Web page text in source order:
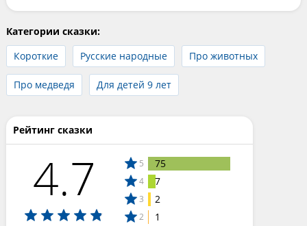
Категории сказки:
Короткие
Русские народные Про животных
Про медведя Для детей 9 лет
Рейтинг сказки
4.7 5 75
4 7
3 2
2 1